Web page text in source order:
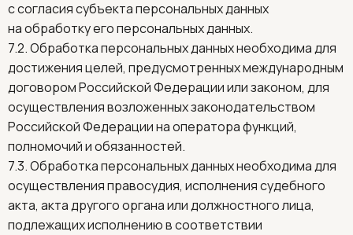
с согласия субъекта персональных данных
на обработку его персональных данных.
7.2. Обработка персональных данных необходима для
достижения целей, предусмотренных международным
договором Российской Федерации или законом, для
осуществления возложенных законодательством
Российской Федерации на оператора функций,
полномочий и обязанностей.
7.3. Обработка персональных данных необходима для
осуществления правосудия, исполнения судебного
акта, акта другого органа или должностного лица,
подлежащих исполнению в соответствии